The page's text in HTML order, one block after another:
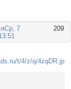
209
Ср, 7